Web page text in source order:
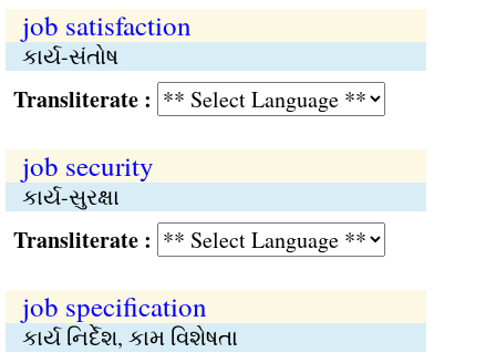
job satisfaction
કાર્ય-સંતોષ
:
job security
કાર્ય-સુરક્ષા
:
job specification
કાર્ય નિર્દેશ, કામ વિશેષતા